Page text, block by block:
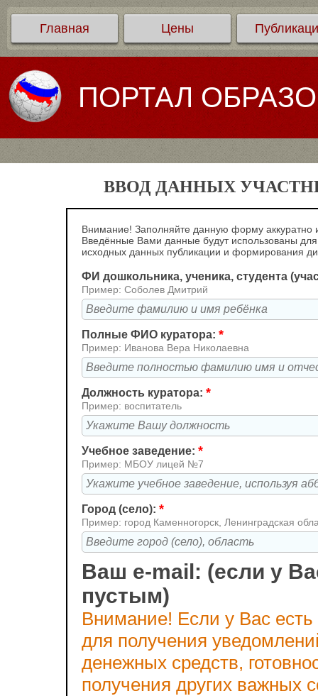
Главная Цены
ПОРТАЛ
ВВОД ДАННЫХ
Внимание! Заполняйте данную форму аккуратно
Введённые Вами данные будут использованы
исходных данных публикации и формирования
ФИ дошкольника, ученика, студента
Пример: Соболев Дмитрий
Полные ФИО куратора: *
Пример: Иванова Вера Николаевна
Должность куратора: *
Пример: воспитатель
Учебное заведение: *
Пример: МБОУ лицей №7
Город (село): *
Пример: город Каменногорск, Ленинградская
Ваш e-mail: (если у
пустым)
Внимание! Если у Вас
для получения
денежных средств,
получения других важных